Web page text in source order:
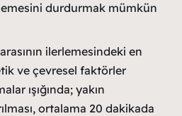
durdurmak mümkün
ilerlemesindeki en
ve çevresel faktörler
ışığında; yakın
ortalama 20 dakikada